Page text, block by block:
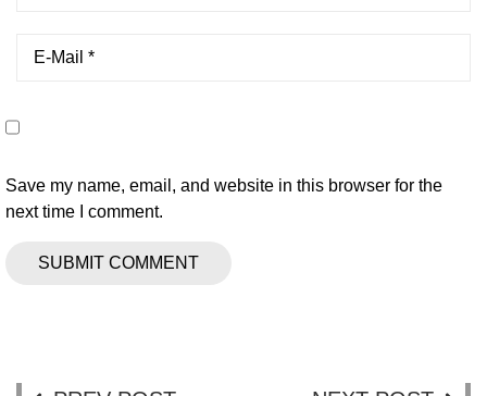
Save my name, email, and website in this browser for the
next time I comment.